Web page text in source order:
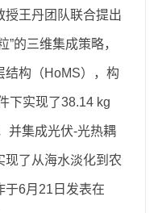
授王丹团队联合提出
”的三维集成策略，
结构（HoMS），构
下实现了38.14 kg
并集成光伏-光热耦
现了从海水淡化到农
于6月21日发表在